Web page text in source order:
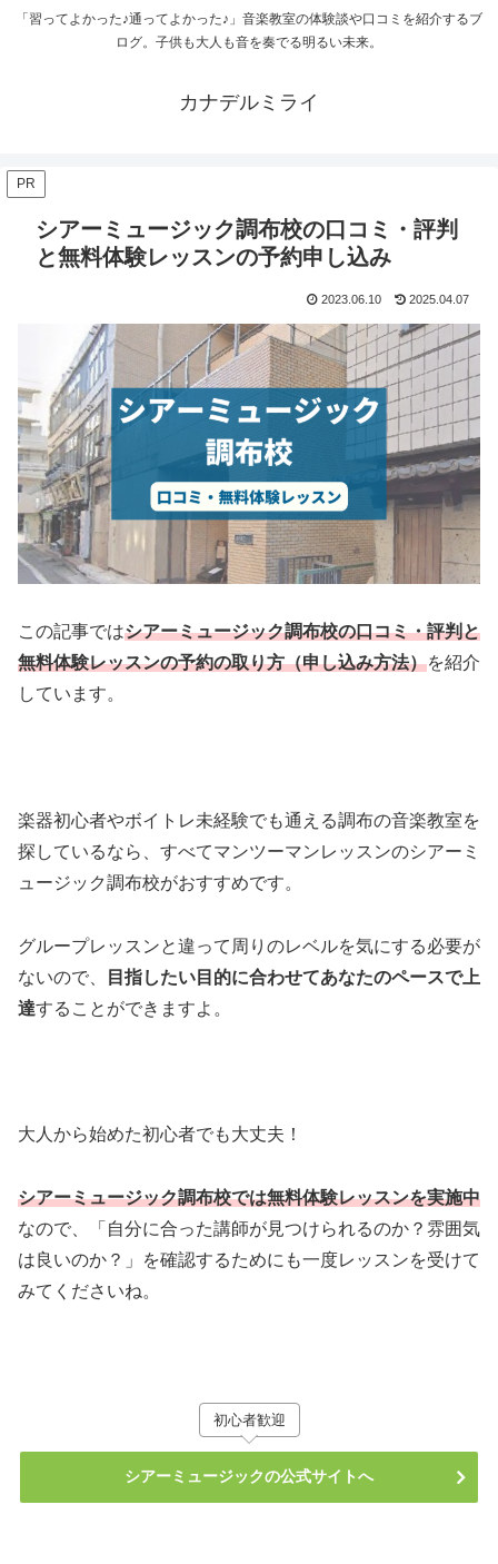
「習ってよかった♪通ってよかった♪」音楽教室の体験談や口コミを紹介するブ
ログ。子供も大人も音を奏でる明るい未来。
カナデルミライ
PR
シアーミュージック調布校の口コミ・評判
と無料体験レッスンの予約申し込み
2023.06.10 2025.04.07
この記事ではシアーミュージック調布校の口コミ・評判と
無料体験レッスンの予約の取り方（申し込み方法）を紹介
しています。
楽器初心者やボイトレ未経験でも通える調布の音楽教室を
探しているなら、すべてマンツーマンレッスンのシアーミ
ュージック調布校がおすすめです。
グループレッスンと違って周りのレベルを気にする必要が
ないので、
目指したい目的に合わせてあなたのペースで上
達することができますよ。
大人から始めた初心者でも大丈夫！
シアーミュージック調布校では無料体験レッスンを実施中
なので、「自分に合った講師が見つけられるのか？雰囲気
は良いのか？」を確認するためにも一度レッスンを受けて
みてくださいね。
初心者歓迎
シアーミュージックの公式サイトへ